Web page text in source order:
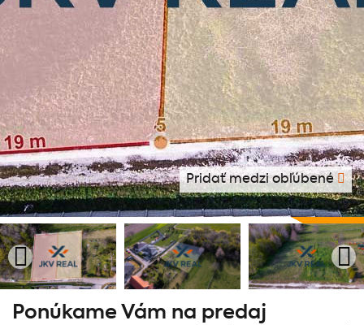
Pridať medzi obľúbené
Ponúkame Vám na predaj